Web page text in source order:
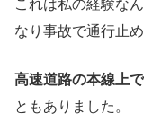
これは私の経験な
なり事故で通行止
高速道路の本線上
ともありました。